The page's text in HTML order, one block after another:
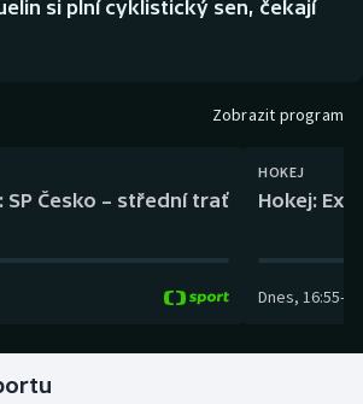
si plní cyklistický sen, čekají
Zobrazit program
SP Česko – střední trať
HOKEJ
Hokej:
Dnes, 16:55-